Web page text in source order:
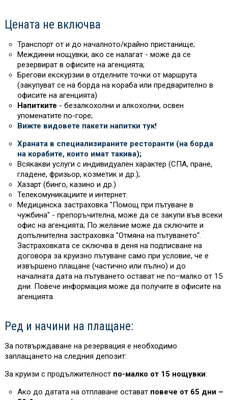
Цената не включва
Транспорт от и до началното/крайно пристанище;
Междинни нощувки, ако се налагат - може да се
резервират в офисите на агенцията;
Брегови екскурзии в отделните точки от маршрута
(закупуват се на борда на кораба или предварително в
офисите на агенцията)
Напитките - безалкохолни и алкохолни, освен
упоменатите по-горе;
Вижте видовете пакети напитки тук!
Храната в специализираните ресторанти (на борда
на корабите, които имат такива);
Всякакви услуги с индивидуален характер (СПА, пране,
гладене, фризьор, козметик и др.);
Хазарт (бинго, казино и др.)
Телекомуникациите и интернет.
Медицинска застраховка "Помощ при пътуване в
чужбина" - препоръчителна, може да се закупи във всеки
офис на агенцията; По желание може да сключите и
допълнителна застраховка "Отмяна на пътуването“.
Застраховката се сключва в деня на подписване на
договора за круизно пътуване само при условие, че е
извършено плащане (частично или пълно) и до
началната дата на пътуването остават не по–малко от 15
дни. Повече информация може да получите в офисите на
агенцията.
Ред и начини на плащане:
За потвърждаване на резервация е необходимо
заплащането на следния депозит:
За круизи с продължителност по-малко от 15 нощувки:
Ако до датата на отплаване остават повече от 65 дни –